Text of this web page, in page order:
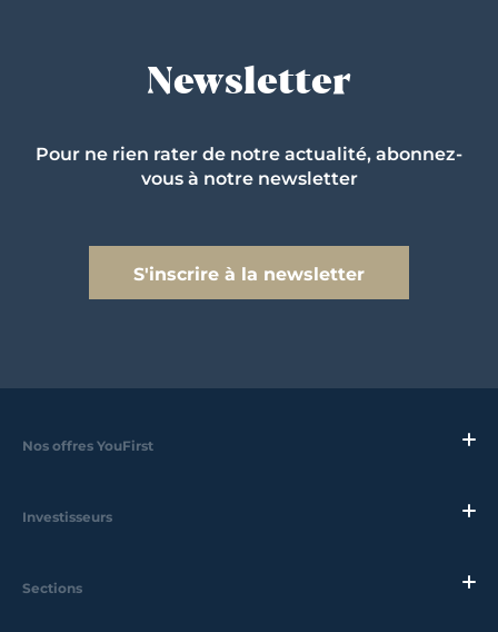
Newsletter
Pour ne rien rater de notre actualité, abonnez-
vous à notre newsletter
S'inscrire à la newsletter
Nos offres YouFirst
Investisseurs
Sections